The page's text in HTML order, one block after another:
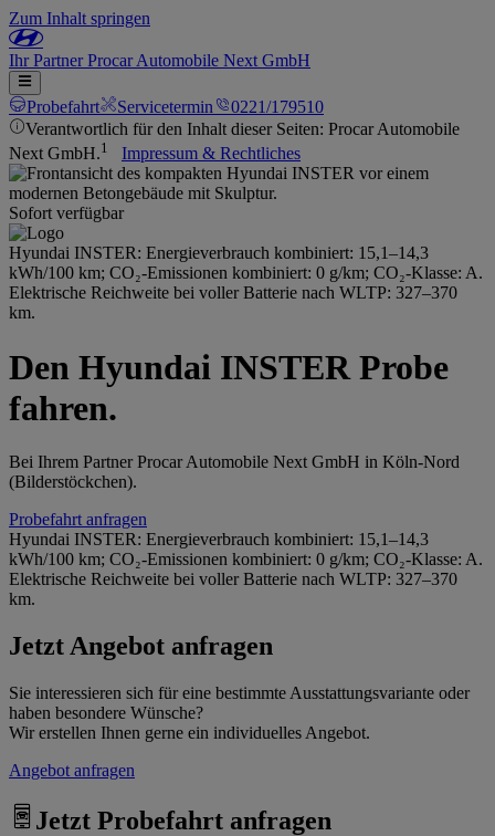
Zum Inhalt springen
IhrPartnerProcar Automobile Next GmbH
Probefahrt Servicetermin
0221/179510
Verantwortlich für den Inhalt dieser Seiten: Procar Automobile
Next GmbH.1 Impressum & Rechtliches
Sofort verfügbar
Hyundai INSTER: Energieverbrauch kombiniert: 15,1–14,3
kWh/100 km; CO₂-Emissionen kombiniert: 0 g/km; CO₂-Klasse: A.
Elektrische Reichweite bei voller Batterie nach WLTP: 327–370
km.
Den Hyundai INSTER Probe
fahren.
Bei Ihrem Partner Procar Automobile Next GmbH in Köln-Nord
(Bilderstöckchen).
Probefahrt anfragen
Hyundai INSTER: Energieverbrauch kombiniert: 15,1–14,3
kWh/100 km; CO₂-Emissionen kombiniert: 0 g/km; CO₂-Klasse: A.
Elektrische Reichweite bei voller Batterie nach WLTP: 327–370
km.
Jetzt Angebot anfragen
Sie interessieren sich für eine bestimmte Ausstattungsvariante oder
haben besondere Wünsche?
Wir erstellen Ihnen gerne ein individuelles Angebot.
Angebot anfragen
Jetzt Probefahrt anfragen